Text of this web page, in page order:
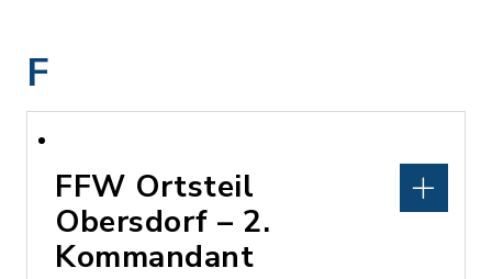
F
FFW Ortsteil
Obersdorf – 2.
Kommandant